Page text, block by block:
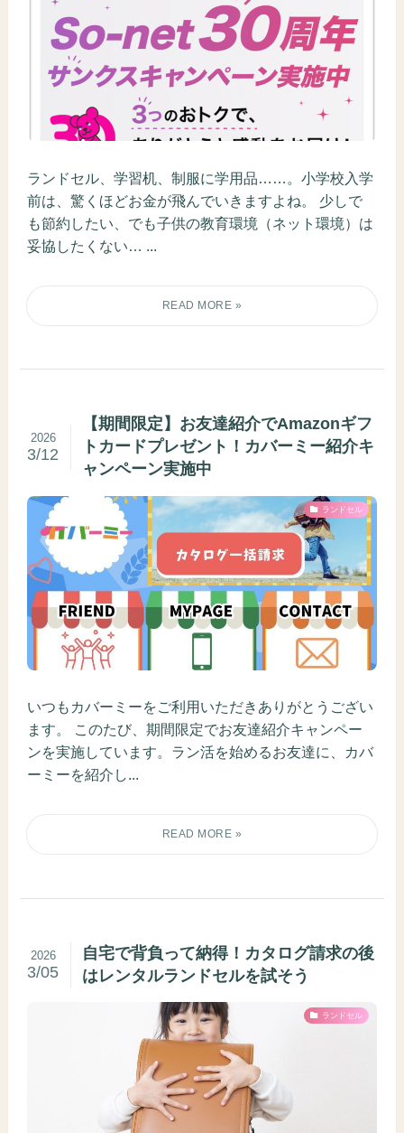
ランドセル、学習机、制服に学用品……。小学校入学
前は、驚くほどお金が飛んでいきますよね。 少しで
も節約したい、でも子供の教育環境（ネット環境）は
妥協したくない… ...
【期間限定】お友達紹介でAmazonギフ
トカードプレゼント！カバーミー紹介キ
ャンペーン実施中
2026
3/12
ランドセル
いつもカバーミーをご利用いただきありがとうござい
ます。 このたび、期間限定でお友達紹介キャンペー
ンを実施しています。ラン活を始めるお友達に、カバ
ーミーを紹介し...
自宅で背負って納得！カタログ請求の後
はレンタルランドセルを試そう
2026
3/05
ランドセル